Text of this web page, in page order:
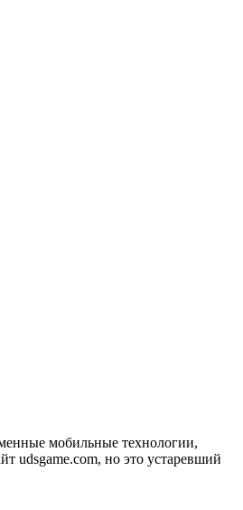
мобильные технологии,
udsgame.com, но это устаревший